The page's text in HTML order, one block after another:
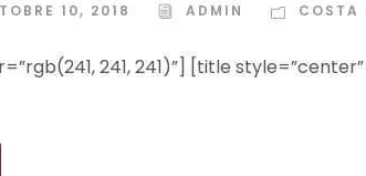
10, 2018 ADMIN COSTA
241, 241)”] [title